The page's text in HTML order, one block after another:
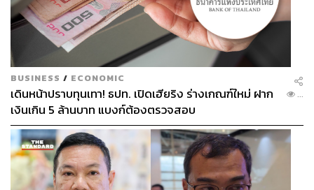
BUSINESS / ECONOMIC
เดินหน้าปราบทุนเทา! ธปท. เปิดเฮียริง ร่างเกณฑ์ใหม่ ฝาก
เงินเกิน 5 ล้านบาท แบงก์ต้องตรวจสอบ
...